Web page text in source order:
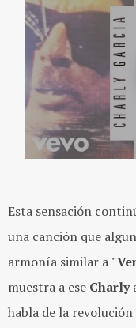
Esta sensación
una canción que
armonía similar a
muestra a ese Charly
habla de la